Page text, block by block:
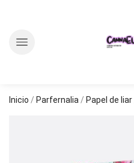
Inicio / Parfernalia / Papel de liar